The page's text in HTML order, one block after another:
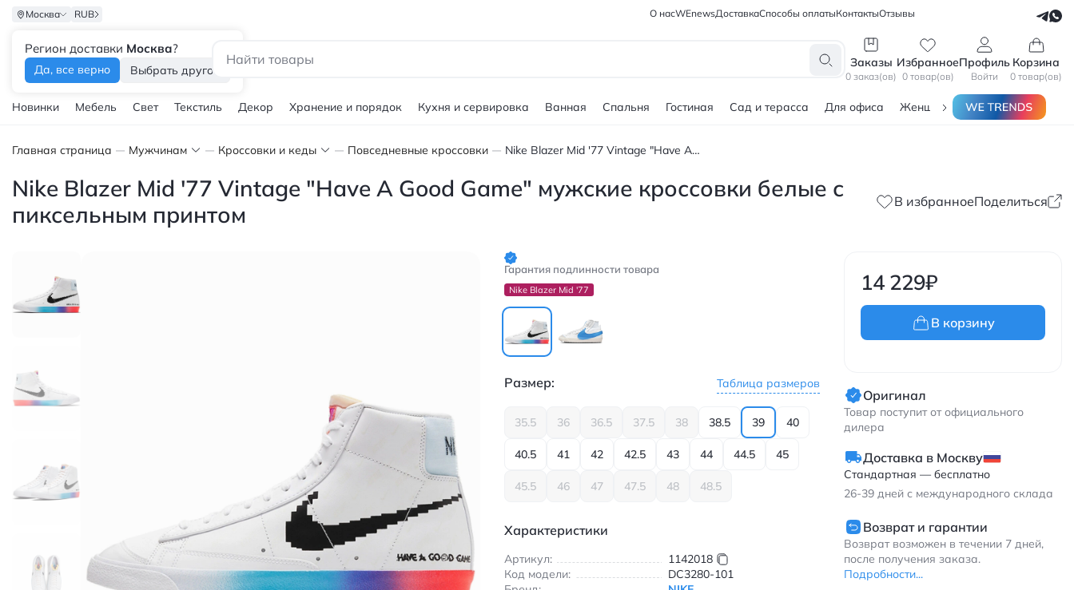
Москва
Регион доставки Москва?
Да, все верно Выбрать другой
RUB О насWEnewsДоставкаСпособы оплатыКонтактыОтзывы
Заказы
0 заказ(ов)
Избранное
0 товар(ов)
Профиль
Войти
Корзина
0 товар(ов)
Новинки Мебель Свет Текстиль Декор Хранение и порядок Кухня и сервировка Ванная Спальня Гостиная Сад и терасса Для офиса Женщинам Мужчинам
Главная страница Мужчинам Кроссовки и кеды Повседневные кроссовки Nike Blazer Mid '77 Vintage "Have A Good Game" мужские кроссовки белые с пиксельным принтом
Nike Blazer Mid '77 Vintage "Have A Good Game" мужские кроссовки белые с
пиксельным принтом
В избранноеПоделиться
Гарантия подлинности товара
Nike Blazer Mid '77
Размер: Таблица размеров
35.5 36 36.5 37.5 38 38.5 39 40
40.5 41 42 42.5 43 44 44.5 45
45.5 46 47 47.5 48 48.5
Характеристики
Артикул:
1142018
Код модели:
DC3280-101
14 229₽
В корзину
Оригинал
Товар поступит от официального
дилера
Доставка в Москву
Стандартная — бесплатно
26-39 дней с международного склада
Возврат и гарантии
Возврат возможен в течении 7 дней,
после получения заказа.
Подробности...